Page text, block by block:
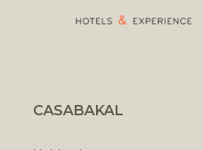
CASABAKAL